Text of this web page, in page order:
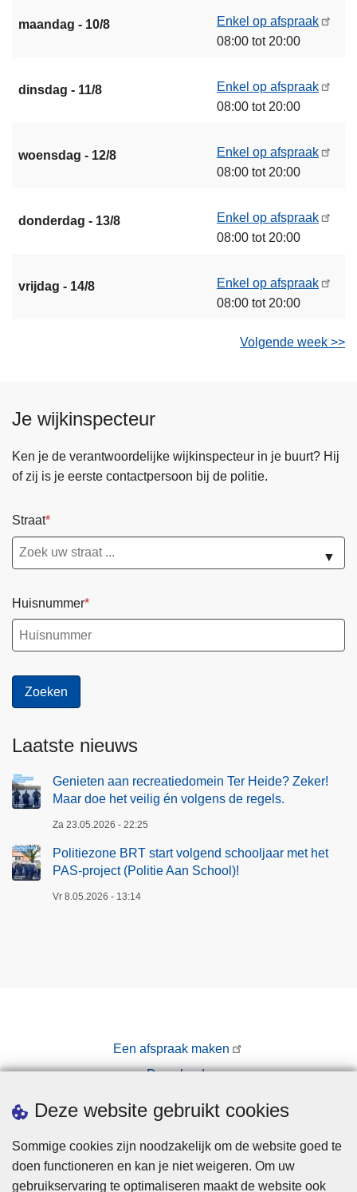
Deze website gebruikt cookies
Sommige cookies zijn noodzakelijk om de website goed te
doen functioneren en kan je niet weigeren. Om uw
gebruikservaring te optimaliseren maakt de website ook
maandag - 10/8
Enkel op afspraak
08:00 tot 20:00
dinsdag - 11/8
Enkel op afspraak
08:00 tot 20:00
woensdag - 12/8
Enkel op afspraak
08:00 tot 20:00
donderdag - 13/8
Enkel op afspraak
08:00 tot 20:00
vrijdag - 14/8
Enkel op afspraak
08:00 tot 20:00
Volgende week >>
Je wijkinspecteur
Ken je de verantwoordelijke wijkinspecteur in je buurt? Hij
of zij is je eerste contactpersoon bij de politie.
Straat
▼
Huisnummer
Laatste nieuws
Genieten aan recreatiedomein Ter Heide? Zeker!
Maar doe het veilig én volgens de regels.
Za 23.05.2026 - 22:25
Politiezone BRT start volgend schooljaar met het
PAS-project (Politie Aan School)!
Vr 8.05.2026 - 13:14
Een afspraak maken
Downloads